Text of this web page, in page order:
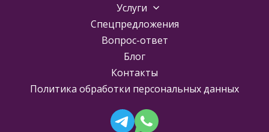
Услуги
Спецпредложения
Вопрос-ответ
Блог
Контакты
Политика обработки персональных данных